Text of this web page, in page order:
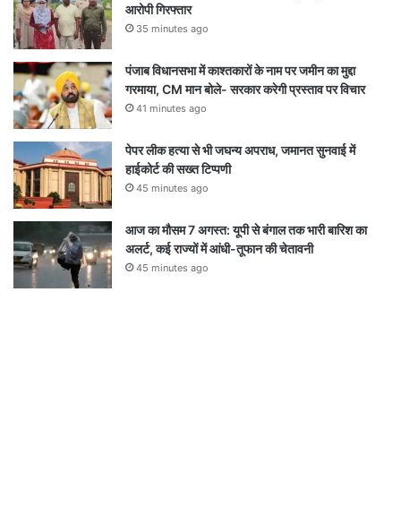
आरोपी गिरफ्तार
35 minutes ago
पंजाब विधानसभा में काश्तकारों के नाम पर जमीन का मुद्दा
गरमाया, CM मान बोले- सरकार करेगी प्रस्ताव पर विचार
41 minutes ago
पेपर लीक हत्या से भी जघन्य अपराध, जमानत सुनवाई में
हाईकोर्ट की सख्त टिप्पणी
45 minutes ago
आज का मौसम 7 अगस्त: यूपी से बंगाल तक भारी बारिश का
अलर्ट, कई राज्यों में आंधी-तूफान की चेतावनी
45 minutes ago